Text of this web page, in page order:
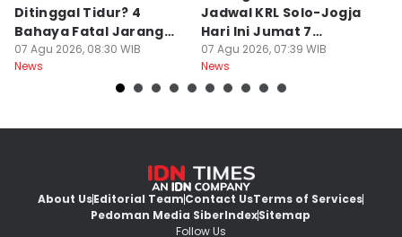
Ditinggal Tidur? 4
Bahaya Fatal Jarang
Disadari Pekerja Kantor
07 Agu 2026, 08:30 WIB
News
Jadwal KRL Solo-Jogja
Hari Ini Jumat 7
Agustus, Lengkap!
07 Agu 2026, 07:39 WIB
News
About UsEditorial TeamContact UsTerms of Services
Pedoman Media SiberIndexSitemap
Follow Us